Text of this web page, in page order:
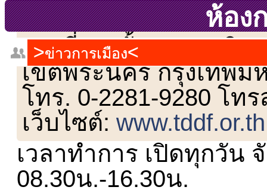
ห้อง
ข่าวการเมือง
เลขที่ 23 ชั้น 2 ถนนวิ
เขตพระนคร กรุงเทพม
โทร. 0-2281-9280 โท
เว็บไซต์:www.tddf.or.th
เวลาทำการ เปิดทุกวัน
08.30น.-16.30น.